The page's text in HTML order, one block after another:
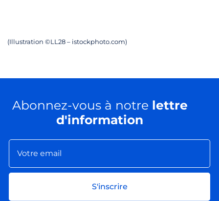
(Illustration ©LL28 – istockphoto.com)
Abonnez-vous à notre lettre
d'information
S'inscrire